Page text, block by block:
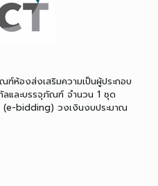
ฑ์ห้องส่งเสริมความเป็นผู้ประกอบ
และบรรจุภัณฑ์ จำนวน 1 ชุด
(e-bidding) วงเงินงบประมาณ